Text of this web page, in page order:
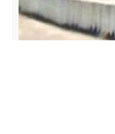
লাইফস্টাইল